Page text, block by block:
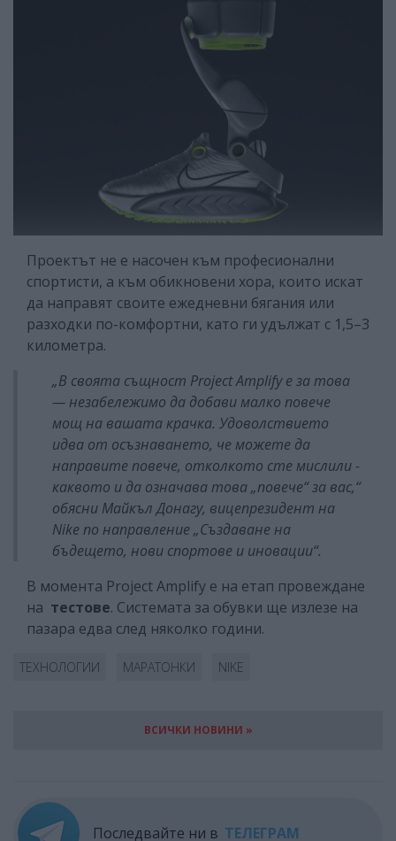
Проектът не е насочен към професионални
спортисти, а към обикновени хора, които искат
да направят своите ежедневни бягания или
разходки по-комфортни, като ги удължат с 1,5–3
километра.
„В своята същност Project Amplify е за това
— незабележимо да добави малко повече
мощ на вашата крачка. Удоволствието
идва от осъзнаването, че можете да
направите повече, отколкото сте мислили -
каквото и да означава това „повече“ за вас,“
обясни Майкъл Донагу, вицепрезидент на
Nike по направление „Създаване на
бъдещето, нови спортове и иновации“.
В момента Project Amplify е на етап провеждане
на тестове. Системата за обувки ще излезе на
пазара едва след няколко години.
ТЕХНОЛОГИИ МАРАТОНКИ NIKE
ВСИЧКИ НОВИНИ »
Последвайте ни в ТЕЛЕГРАМ